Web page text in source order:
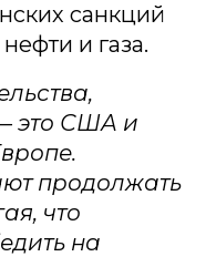
санкций
и газа.
это США и
продолжать
что
на